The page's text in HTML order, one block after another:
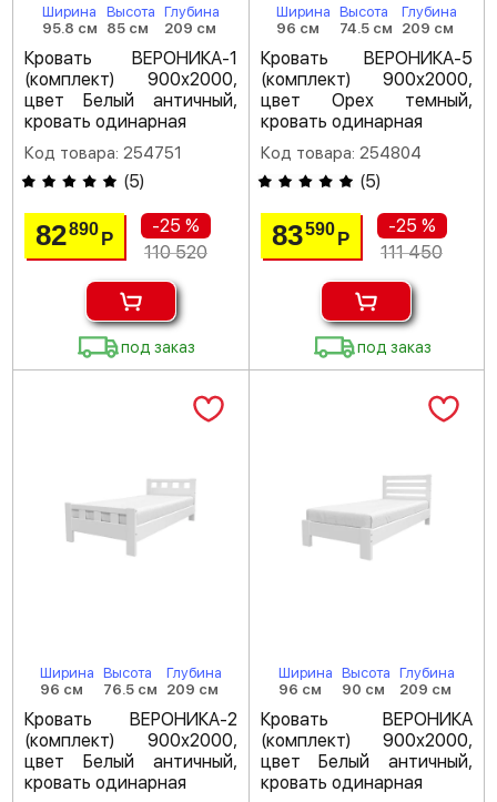
Ширина
95.8 см
Высота
85 см
Глубина
209 см
Кровать ВЕРОНИКА-1
(комплект) 900х2000,
цвет Белый античный,
кровать одинарная
Код товара: 254751
(5)
82890Р
-25 %
110 520
под заказ
Ширина
96 см
Высота
74.5 см
Глубина
209 см
Кровать ВЕРОНИКА-5
(комплект) 900х2000,
цвет Орех темный,
кровать одинарная
Код товара: 254804
(5)
83590 Р
-25 %
111 450
под заказ
Ширина
96 см
Высота
76.5 см
Глубина
209 см
Кровать ВЕРОНИКА-2
(комплект) 900х2000,
цвет Белый античный,
кровать одинарная
Ширина
96 см
Высота
90 см
Глубина
209 см
Кровать ВЕРОНИКА
(комплект) 900х2000,
цвет Белый античный,
кровать одинарная